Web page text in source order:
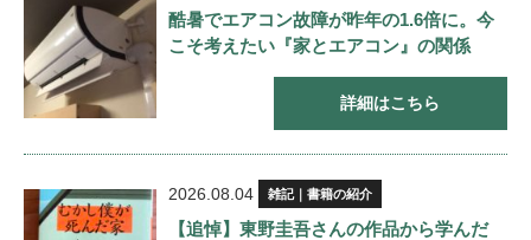
酷暑でエアコン故障が昨年の1.6倍に。今
こそ考えたい『家とエアコン』の関係
詳細はこちら
2026.08.04 雑記｜書籍の紹介
【追悼】東野圭吾さんの作品から学んだ